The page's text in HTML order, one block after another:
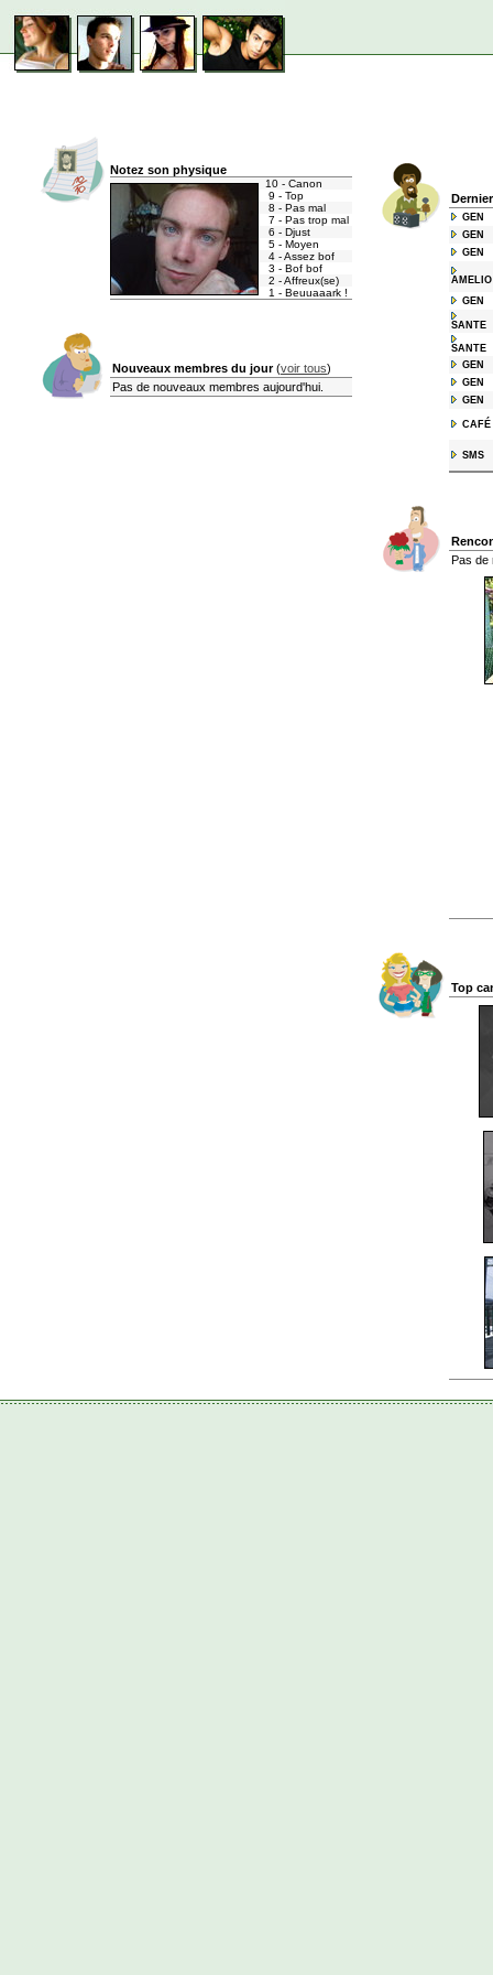
Notez son physique
10 - Canon
9 - Top
8 - Pas mal
7 - Pas trop mal
6 - Djust
5 - Moyen
4 - Assez bof
3 - Bof bof
2 - Affreux(se)
1 - Beuuaaark !
Nouveaux membres du jour(voir tous)
Pas de nouveaux membres aujourd'hui.
GEN
GEN
GEN
AMELIO
GEN
SANTE
SANTE
GEN
GEN
GEN
CAFÉ
SMS
Pas de
Top